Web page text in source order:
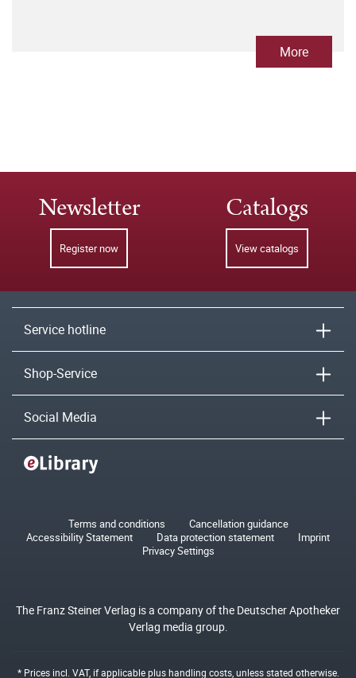
More
Newsletter
Register now
Catalogs
View catalogs
Service hotline
Shop-Service
Social Media
Terms and conditions
Cancellation guidance
Accessibility Statement
Data protection statement
Imprint
Privacy Settings
The Franz Steiner Verlag is a company of the Deutscher Apotheker
Verlag media group.
* Prices incl. VAT, if applicable plushandling costs, unless stated otherwise.